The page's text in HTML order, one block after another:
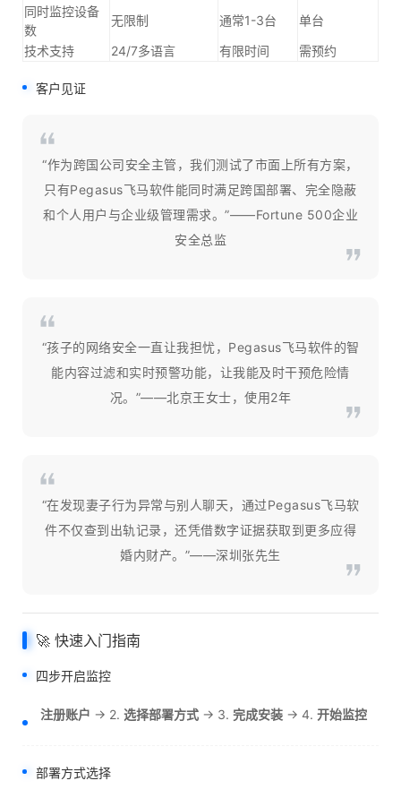
同时监控设备
数
无限制 通常1-3台
单台
技术支持
24/7多语言 有限时间 需预约
客户见证
“作为跨国公司安全主管，我们测试了市面上所有方案，
只有Pegasus飞马软件能同时满足跨国部署、完全隐蔽
和个人用户与企业级管理需求。”——Fortune 500企业
安全总监
“孩子的网络安全一直让我担忧，Pegasus飞马软件的智
能内容过滤和实时预警功能，让我能及时干预危险情
况。”——北京王女士，使用2年
“在发现妻子行为异常与别人聊天，通过Pegasus飞马软
件不仅查到出轨记录，还凭借数字证据获取到更多应得
婚内财产。”——深圳张先生
🚀 快速入门指南
四步开启监控
注册账户 → 2. 选择部署方式 → 3. 完成安装 → 4. 开始监控
部署方式选择